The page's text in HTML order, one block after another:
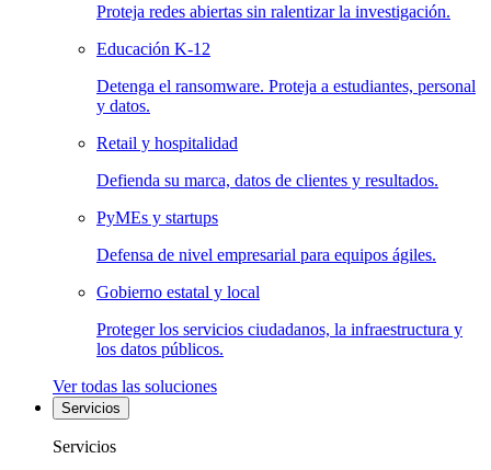
Proteja redes abiertas sin ralentizar la investigación.
Educación K-12
Detenga el ransomware. Proteja a estudiantes, personal
y datos.
Retail y hospitalidad
Defienda su marca, datos de clientes y resultados.
PyMEs y startups
Defensa de nivel empresarial para equipos ágiles.
Gobierno estatal y local
Proteger los servicios ciudadanos, la infraestructura y
los datos públicos.
Ver todas las soluciones
Servicios
Servicios